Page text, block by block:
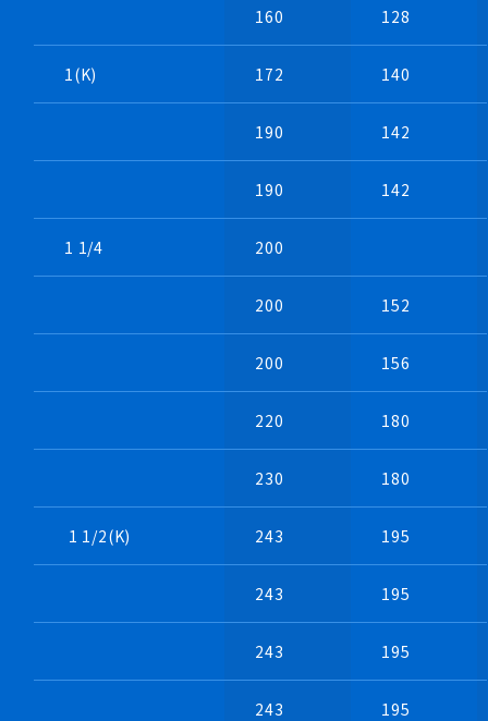
・バランス修正風景
・大型機の2面バランシング風景
・カップリング直結式
・両側吸込式の製作例
・インバータ制御で風速調整可
・運輸装置の開発現場でも活躍
160 128
1(K) 172 140
190 142
190 142
1 1/4 200
200 152
200 156
220 180
230 180
1 1/2(K) 243 195
243 195
243 195
243 195